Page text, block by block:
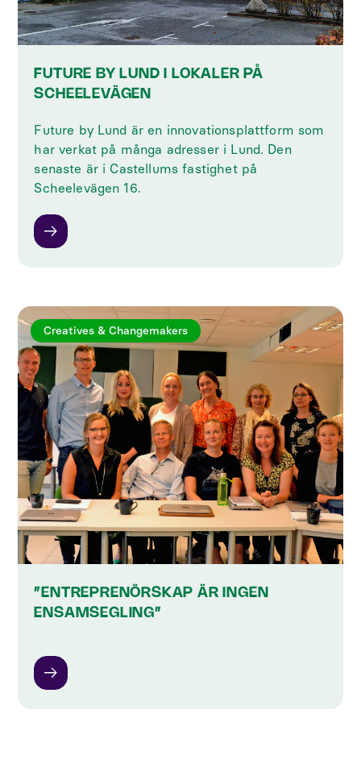
FUTURE BY LUND I LOKALER PÅ
SCHEELEVÄGEN
Future by Lund är en innovationsplattform som
har verkat på många adresser i Lund. Den
senaste är i Castellums fastighet på
Scheelevägen 16.
Creatives & Changemakers
”ENTREPRENÖRSKAP ÄR INGEN
ENSAMSEGLING”